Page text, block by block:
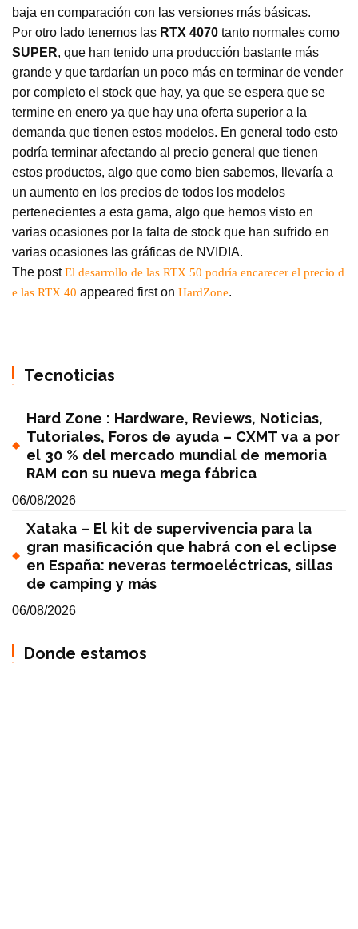
baja en comparación con las versiones más básicas.
Por otro lado tenemos las RTX 4070 tanto normales como
SUPER, que han tenido una producción bastante más
grande y que tardarían un poco más en terminar de vender
por completo el stock que hay, ya que se espera que se
termine en enero ya que hay una oferta superior a la
demanda que tienen estos modelos. En general todo esto
podría terminar afectando al precio general que tienen
estos productos, algo que como bien sabemos, llevaría a
un aumento en los precios de todos los modelos
pertenecientes a esta gama, algo que hemos visto en
varias ocasiones por la falta de stock que han sufrido en
varias ocasiones las gráficas de NVIDIA.
The postEl desarrollo de las RTX 50 podría encarecer el precio d
e las RTX 40 appeared first on HardZone.
Tecnoticias
Hard Zone : Hardware, Reviews, Noticias,
Tutoriales, Foros de ayuda – CXMT va a por
el 30 % del mercado mundial de memoria
RAM con su nueva mega fábrica
06/08/2026
Xataka – El kit de supervivencia para la
gran masificación que habrá con el eclipse
en España: neveras termoeléctricas, sillas
de camping y más
06/08/2026
Donde estamos